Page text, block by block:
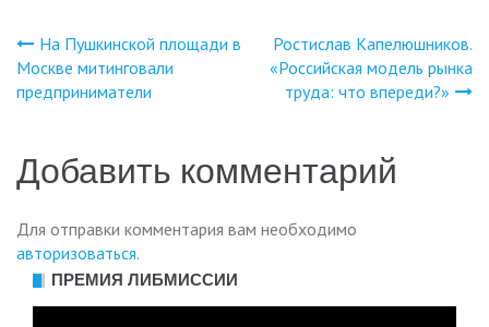
Навигация
по
записям
На Пушкинской площади в
Москве митинговали
предприниматели
Ростислав Капелюшников.
«Российская модель рынка
труда: что впереди?»
Добавить комментарий
Для отправки комментария вам необходимо
авторизоваться.
ПРЕМИЯ ЛИБМИССИИ